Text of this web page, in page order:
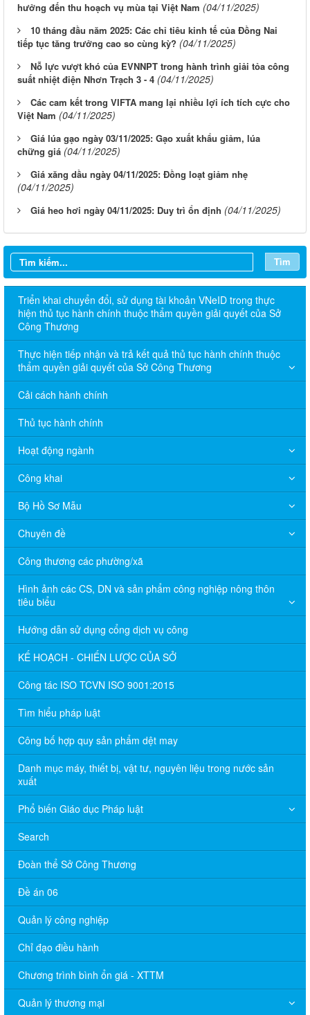
hưởng đến thu hoạch vụ mùa tại Việt Nam (04/11/2025)
10 tháng đầu năm 2025: Các chỉ tiêu kinh tế của Đồng Nai
tiếp tục tăng trưởng cao so cùng kỳ? (04/11/2025)
Nỗ lực vượt khó của EVNNPT trong hành trình giải tỏa công
suất nhiệt điện Nhơn Trạch 3 - 4 (04/11/2025)
Các cam kết trong VIFTA mang lại nhiều lợi ích tích cực cho
Việt Nam (04/11/2025)
Giá lúa gạo ngày 03/11/2025: Gạo xuất khẩu giảm, lúa
chững giá (04/11/2025)
Giá xăng dầu ngày 04/11/2025: Đồng loạt giảm nhẹ
(04/11/2025)
Giá heo hơi ngày 04/11/2025: Duy trì ổn định (04/11/2025)
Tìm
Triển khai chuyển đổi, sử dụng tài khoản VNeID trong thực
hiện thủ tục hành chính thuộc thẩm quyền giải quyết của Sở
Công Thương
Thực hiện tiếp nhận và trả kết quả thủ tục hành chính thuộc
thẩm quyền giải quyết của Sở Công Thương
Cải cách hành chính
Thủ tục hành chính
Hoạt động ngành
Công khai
Bộ Hồ Sơ Mẫu
Chuyên đề
Công thương các phường/xã
Hình ảnh các CS, DN và sản phẩm công nghiệp nông thôn
tiêu biểu
Hướng dẫn sử dụng cổng dịch vụ công
KẾ HOẠCH - CHIẾN LƯỢC CỦA SỞ
Công tác ISO TCVN ISO 9001:2015
Tìm hiểu pháp luật
Công bố hợp quy sản phẩm dệt may
Danh mục máy, thiết bị, vật tư, nguyên liệu trong nước sản
xuất
Phổ biến Giáo dục Pháp luật
Search
Đoàn thể Sở Công Thương
Đề án 06
Quản lý công nghiệp
Chỉ đạo điều hành
Chương trình bình ổn giá - XTTM
Quản lý thương mại